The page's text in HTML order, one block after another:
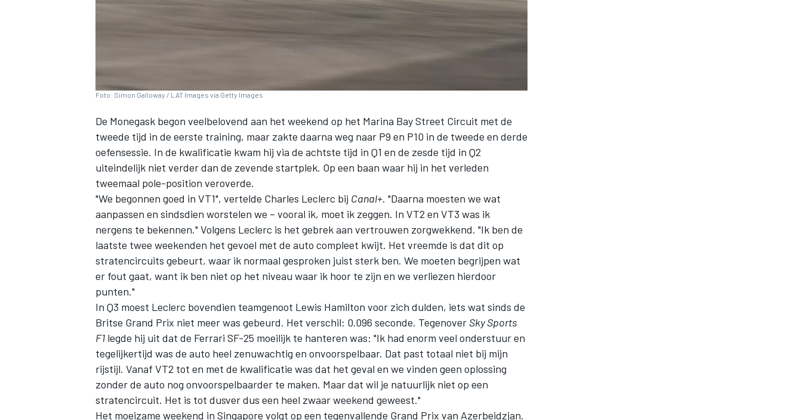
WEC DTM
Foto: Simon Galloway / LAT Images via Getty Images
De Monegask begon veelbelovend aan het weekend op het Marina Bay Street Circuit met de
tweede tijd in de eerste training, maar zakte daarna weg naar P9 en P10 in de tweede en derde
oefensessie. In de kwalificatie kwam hij via de achtste tijd in Q1 en de zesde tijd in Q2
uiteindelijk niet verder dan de zevende startplek. Op een baan waar hij in het verleden
tweemaal pole-position veroverde.
"We begonnen goed in VT1", vertelde Charles Leclerc bij Canal+. "Daarna moesten we wat
aanpassen en sindsdien worstelen we – vooral ik, moet ik zeggen. In VT2 en VT3 was ik
nergens te bekennen." Volgens Leclerc is het gebrek aan vertrouwen zorgwekkend. "Ik ben de
laatste twee weekenden het gevoel met de auto compleet kwijt. Het vreemde is dat dit op
stratencircuits gebeurt, waar ik normaal gesproken juist sterk ben. We moeten begrijpen wat
er fout gaat, want ik ben niet op het niveau waar ik hoor te zijn en we verliezen hierdoor
punten."
In Q3 moest Leclerc bovendien teamgenoot Lewis Hamilton voor zich dulden, iets wat sinds de
Britse Grand Prix niet meer was gebeurd. Het verschil: 0.096 seconde. Tegenover Sky Sports
F1 legde hij uit dat de Ferrari SF-25 moeilijk te hanteren was: "Ik had enorm veel onderstuur en
tegelijkertijd was de auto heel zenuwachtig en onvoorspelbaar. Dat past totaal niet bij mijn
rijstijl. Vanaf VT2 tot en met de kwalificatie was dat het geval en we vinden geen oplossing
zonder de auto nog onvoorspelbaarder te maken. Maar dat wil je natuurlijk niet op een
stratencircuit. Het is tot dusver dus een heel zwaar weekend geweest."
Het moeizame weekend in Singapore volgt op een tegenvallende Grand Prix van Azerbeidzjan.